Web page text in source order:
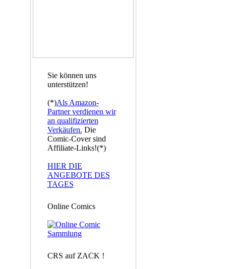
Sie können uns
unterstützen!
(*)Als Amazon-
Partner verdienen wir
an qualifizierten
Verkäufen. Die
Comic-Cover sind
Affiliate-Links!(*)
HIER DIE
ANGEBOTE DES
TAGES
Online Comics
CRS auf ZACK !